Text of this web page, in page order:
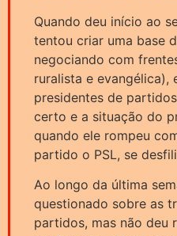
Quando deu início ao
tentou criar uma base
negociando com
ruralista e evangélica),
presidentes de
certo e a situação do
quando ele rompeu
partido o PSL, se
Ao longo da última
questionado sobre as
partidos, mas não deu